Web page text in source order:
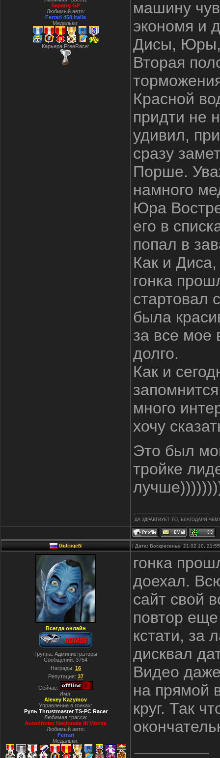
Sepang GP
Любимый авто:
Ferrari 458 Italia
Медальки:
Карьера FreeRace:
машину
экономя и
Дисы, Юры,
Вторая
Красной
придти не
удивил,
сразу
Порше.
намного
Юра
его в
попал в
Как и
гонка
стартовал
была
за все мое
долго.
Как и
много
хочу
Это был
тройке
ДА ЗДРАВТВУЕТ ТО, БЛАГОДАРЯ
GidrogeN | Дата: Воскресенье, 21.02.10,
Всегда онлайн
Группа: Администраторы
Сообщений: 3754
Награды: 16
Репутация: 37
Сейчас:
Имя:
Alexey Kazymov
Управление в гонках:
Руль Thrustmaster TS-PC Racer
Любимая трасса:
Autodromo Nacionale di Monza
Любимый авто:
Ferrari
Медальки:
гонка
доехал.
сайт свой
повтор
кстати, за
дисквал
Видео
на прямой
круг. Так